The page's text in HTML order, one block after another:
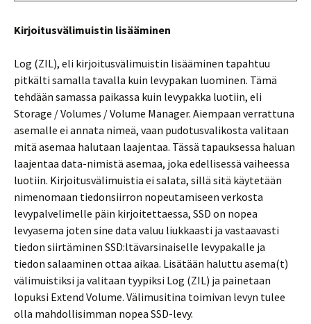
Kirjoitusvälimuistin lisääminen
Log (ZIL), eli kirjoitusvälimuistin lisääminen tapahtuu
pitkälti samalla tavalla kuin levypakan luominen. Tämä
tehdään samassa paikassa kuin levypakka luotiin, eli
Storage / Volumes / Volume Manager. Aiempaan verrattuna
asemalle ei annata nimeä, vaan pudotusvalikosta valitaan
mitä asemaa halutaan laajentaa. Tässä tapauksessa haluan
laajentaa data-nimistä asemaa, joka edellisessä vaiheessa
luotiin. Kirjoitusvälimuistia ei salata, sillä sitä käytetään
nimenomaan tiedonsiirron nopeutamiseen verkosta
levypalvelimelle päin kirjoitettaessa, SSD on nopea
levyasema joten sine data valuu liukkaasti ja vastaavasti
tiedon siirtäminen SSD:ltävarsinaiselle levypakalle ja
tiedon salaaminen ottaa aikaa. Lisätään haluttu asema(t)
välimuistiksi ja valitaan tyypiksi Log (ZIL) ja painetaan
lopuksi Extend Volume. Välimusitina toimivan levyn tulee
olla mahdollisimman nopea SSD-levy.